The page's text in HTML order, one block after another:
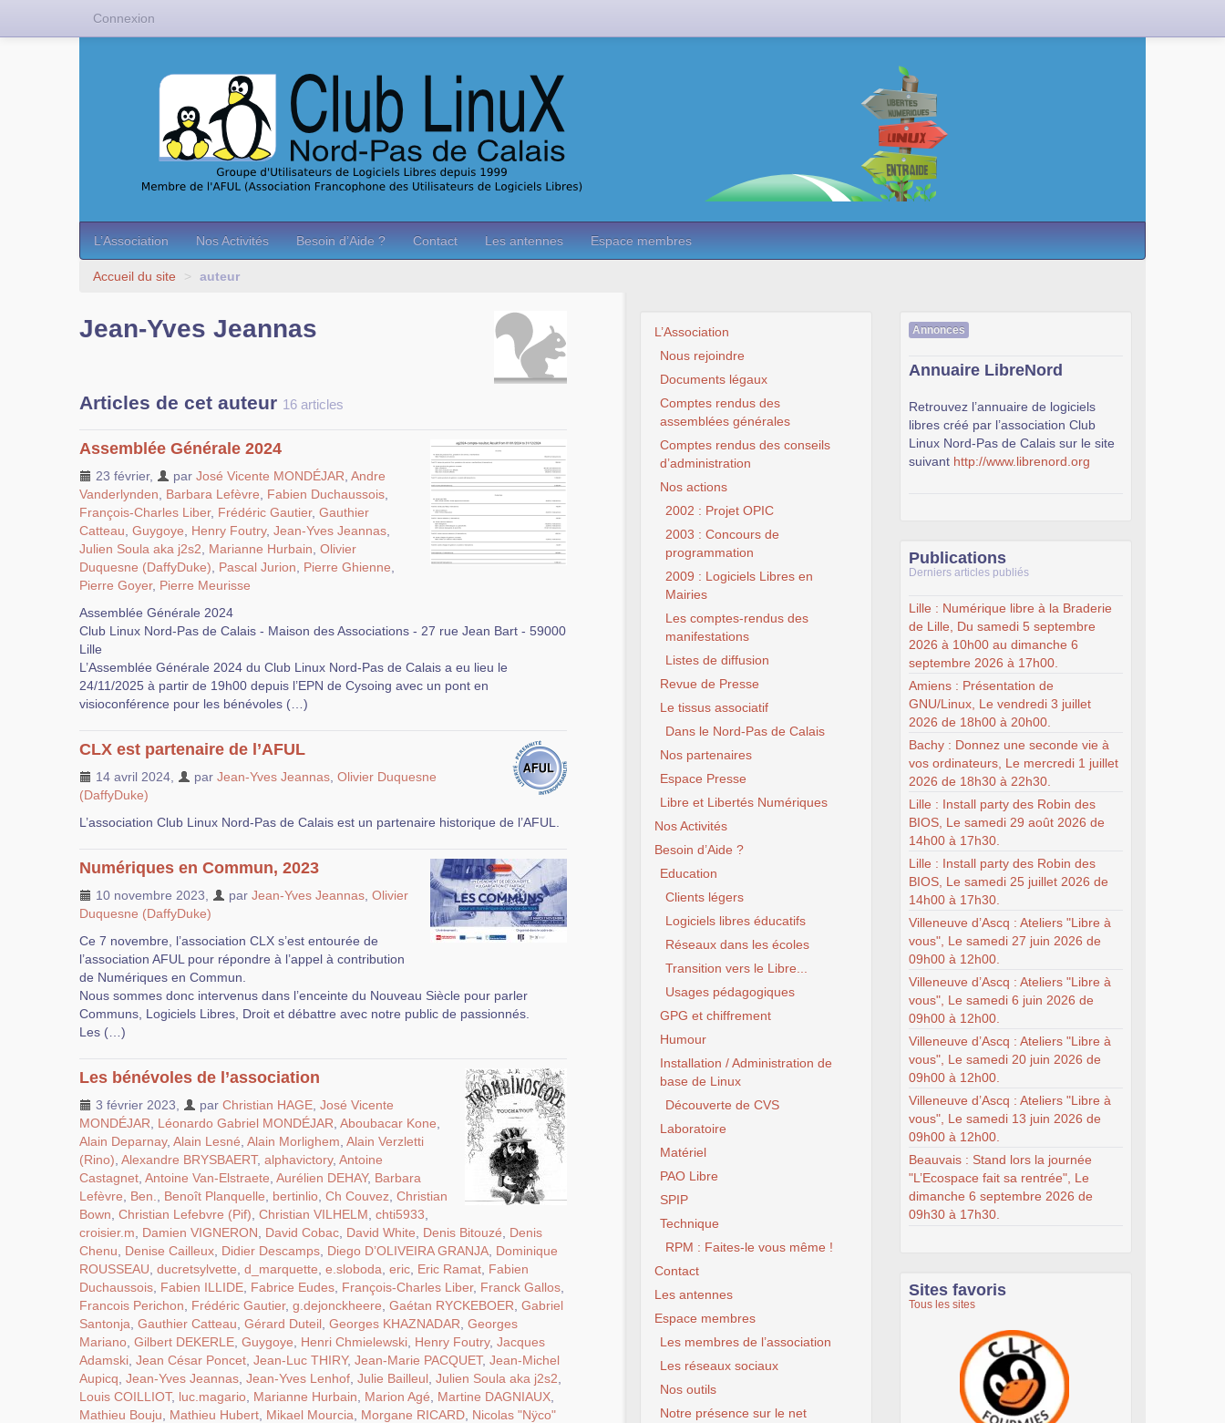
L’Association Nos Activités Besoin d’Aide ? Contact Les antennes Espace membres
Accueil du site > auteur
Jean-Yves Jeannas
Articles de cet auteur 16 articles
Assemblée Générale 2024
23 février, par José Vicente MONDÉJAR Andre
Vanderlynden
Barbara Lefèvre Fabien Duchaussois
François-Charles Liber, Frédéric Gautier, Gauthier
Catteau Guygoye Henry Foutry, Jean-Yves Jeannas
Julien Soula aka j2s2
Marianne Hurbain Olivier
Duquesne (DaffyDuke)
Pascal Jurion Pierre Ghienne
Pierre Goyer, Pierre Meurisse
Assemblée Générale 2024
Club Linux Nord-Pas de Calais - Maison des Associations - 27 rue Jean Bart - 59000
Lille
L’Assemblée Générale 2024 du Club Linux Nord-Pas de Calais a eu lieu le
24/11/2025 à partir de 19h00 depuis l’EPN de Cysoing avec un pont en
visioconférence pour les bénévoles (…)
CLX est partenaire de l’AFUL
14 avril 2024 par Jean-Yves Jeannas Olivier Duquesne
(DaffyDuke)
L’association Club Linux Nord-Pas de Calais est un partenaire historique de l’AFUL.
Numériques en Commun, 2023
10 novembre 2023 par Jean-Yves Jeannas Olivier
Duquesne (DaffyDuke)
Ce 7 novembre, l’association CLX s’est entourée de
l’association AFUL pour répondre à l’appel à contribution
de Numériques en Commun.
Nous sommes donc intervenus dans l’enceinte du Nouveau Siècle pour parler
Communs, Logiciels Libres, Droit et débattre avec notre public de passionnés.
Les (…)
Les bénévoles de l’association
3 février 2023 par Christian HAGE José Vicente
MONDÉJAR
Léonardo Gabriel MONDÉJAR Aboubacar Kone
Alain Deparnay, Alain Lesné Alain Morlighem Alain Verzletti
(Rino) Alexandre BRYSBAERT, alphavictory, Antoine
Castagnet Antoine Van-Elstraete Aurélien DEHAY, Barbara
Lefèvre
Ben. Benoît Planquelle bertinlio Ch Couvez Christian
Bown Christian Lefebvre (Pif) Christian VILHELM chti5933
croisier.m
Damien VIGNERON David Cobac David White Denis Bitouzé
Denis
Chenu
Denise Cailleux Didier Descamps Diego D’OLIVEIRA GRANJA Dominique
ROUSSEAU ducretsylvette d_marquette e.sloboda eric Eric Ramat Fabien
Duchaussois Fabien ILLIDE Fabrice Eudes François-Charles Liber, Franck Gallos
Francois Perichon
Frédéric Gautier, g.dejonckheere Gaétan RYCKEBOER Gabriel
Santonja Gauthier Catteau Gérard Duteil Georges KHAZNADAR Georges
Mariano Gilbert DEKERLE Guygoye Henri Chmielewski Henry Foutry, Jacques
Adamski Jean César Poncet Jean-Luc THIRY, Jean-Marie PACQUET, Jean-Michel
Aupicq Jean-Yves Jeannas Jean-Yves Lenhof Julie Bailleul Julien Soula aka j2s2
Louis COILLIOT, luc.magario Marianne Hurbain Marion Agé Martine DAGNIAUX
Mathieu Bouju
Mathieu Hubert Mikael Mourcia Morgane RICARD Nicolas "Nÿco"
L’Association
Nous rejoindre
Documents légaux
Comptes rendus des
assemblées générales
Comptes rendus des conseils
d’administration
Nos actions
2002 : Projet OPIC
2003 : Concours de
programmation
2009 : Logiciels Libres en
Mairies
Les comptes-rendus des
manifestations
Listes de diffusion
Revue de Presse
Le tissus associatif
Dans le Nord-Pas de Calais
Nos partenaires
Espace Presse
Libre et Libertés Numériques
Nos Activités
Besoin d’Aide ?
Education
Clients légers
Logiciels libres éducatifs
Réseaux dans les écoles
Transition vers le Libre...
Usages pédagogiques
GPG et chiffrement
Humour
Installation / Administration de
base de Linux
Découverte de CVS
Laboratoire
Matériel
PAO Libre
SPIP
Technique
RPM : Faites-le vous même !
Contact
Les antennes
Espace membres
Les membres de l’association
Les réseaux sociaux
Nos outils
Notre présence sur le net
Annonces
Annuaire LibreNord
Retrouvez l’annuaire de logiciels
libres créé par l’association Club
Linux Nord-Pas de Calais sur le site
suivant http://www.librenord.org
Publications
Derniers articles publiés
Lille : Numérique libre à la Braderie
de Lille, Du samedi 5 septembre
2026 à 10h00 au dimanche 6
septembre 2026 à 17h00.
Amiens : Présentation de
GNU/Linux, Le vendredi 3 juillet
2026 de 18h00 à 20h00.
Bachy : Donnez une seconde vie à
vos ordinateurs, Le mercredi 1 juillet
2026 de 18h30 à 22h30.
Lille : Install party des Robin des
BIOS, Le samedi 29 août 2026 de
14h00 à 17h30.
Lille : Install party des Robin des
BIOS, Le samedi 25 juillet 2026 de
14h00 à 17h30.
Villeneuve d’Ascq : Ateliers "Libre à
vous", Le samedi 27 juin 2026 de
09h00 à 12h00.
Villeneuve d’Ascq : Ateliers "Libre à
vous", Le samedi 6 juin 2026 de
09h00 à 12h00.
Villeneuve d’Ascq : Ateliers "Libre à
vous", Le samedi 20 juin 2026 de
09h00 à 12h00.
Villeneuve d’Ascq : Ateliers "Libre à
vous", Le samedi 13 juin 2026 de
09h00 à 12h00.
Beauvais : Stand lors la journée
"L’Ecospace fait sa rentrée", Le
dimanche 6 septembre 2026 de
09h30 à 17h30.
Sites favoris
Tous les sites
Connexion